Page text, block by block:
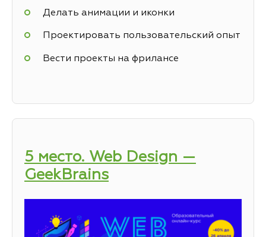
Делать анимации и иконки
Проектировать пользовательский опыт
Вести проекты на фрилансе
5 место. Web Design —
GeekBrains